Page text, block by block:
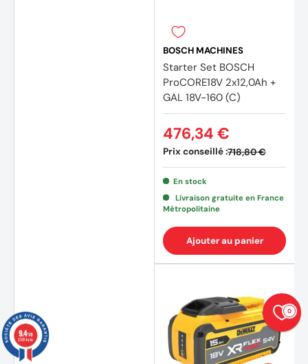
(3
BOSCH MACHINES
Starter Set BOSCH
ProCORE18V 2x12,0Ah +
GAL 18V-160 (C)
Prix conseillé :718,80 €
476,34 €
En stock
Livraison gratuite en France
Métropolitaine
Ajouter au panier
0
9.4/10
23874 avis